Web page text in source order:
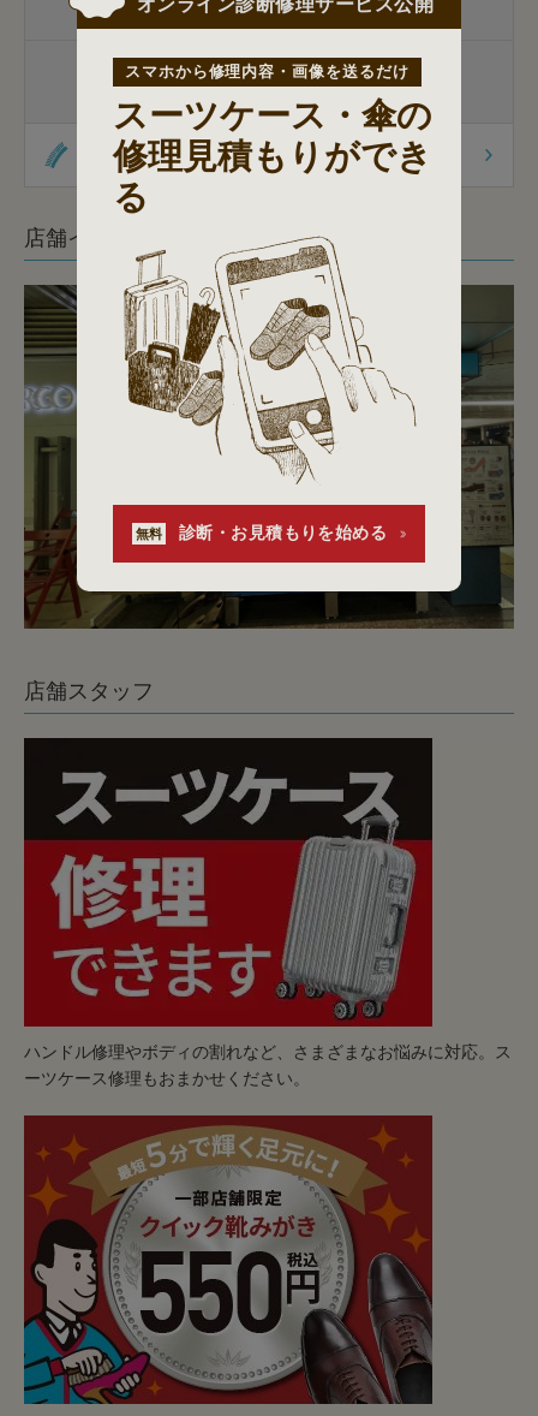
スマホから修理内容・画像を送るだけ
スーツケース・傘の
修理見積もりができ
る
無料 診断・お見積もりを始める
家庭用包丁
杖先の修理
オリジナル商品
店舗イメージ
店舗スタッフ
ハンドル修理やボディの割れなど、さまざまなお悩みに対応。ス
ーツケース修理もおまかせください。